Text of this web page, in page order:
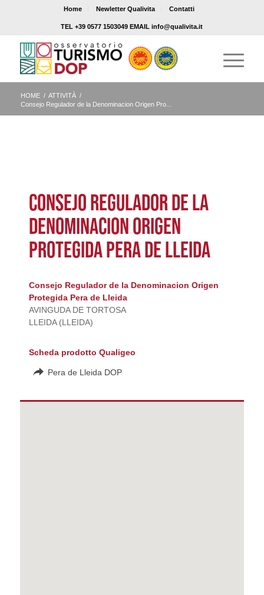
Home Newletter Qualivita Contatti
TEL +39 0577 1503049 EMAIL info@qualivita.it
HOME / ATTIVITÀ /
Consejo Regulador de la Denominacion Origen Pro...
CONSEJO REGULADOR DE LA
DENOMINACION ORIGEN
PROTEGIDA PERA DE LLEIDA
Consejo Regulador de la Denominacion Origen
Protegida Pera de Lleida
AVINGUDA DE TORTOSA
LLEIDA (LLEIDA)
Scheda prodotto Qualigeo
Pera de Lleida DOP